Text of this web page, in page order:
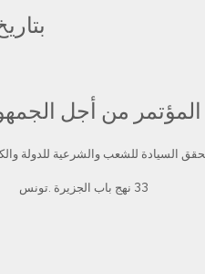
بتاريخ 20 ديسمبر
المؤتمر من أجل
السيادة للشعب والشرعية للدولة
33 نهج باب الجزيرة .تونس